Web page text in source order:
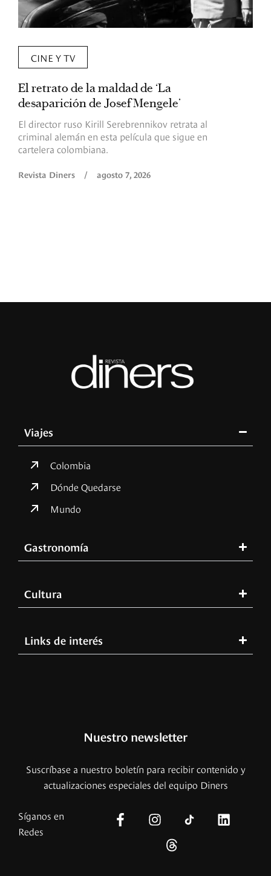
CINE Y TV
El retrato de la maldad de ‘La
desaparición de Josef Mengele’
El director ruso Kirill Serebrennikov retrata al
criminal alemán en esta película que sigue en
cartelera colombiana.
Revista Diners / agosto 7, 2026
Viajes
Colombia
Dónde Quedarse
Mundo
Gastronomía
Cultura
Links de interés
Nuestro newsletter
Suscríbase a nuestro boletín para recibir contenido y
actualizaciones especiales del equipo Diners
Síganos en
Redes